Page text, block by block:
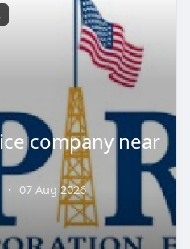
company near
· 07 Aug 2026